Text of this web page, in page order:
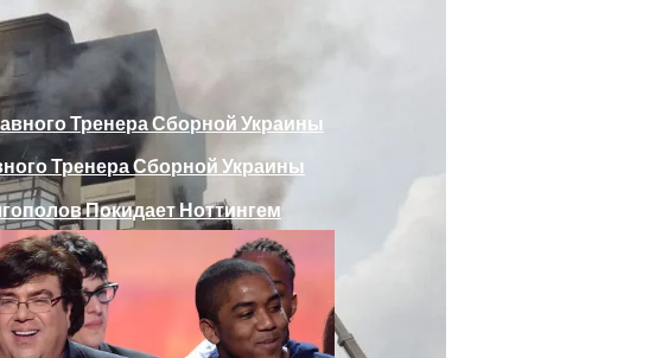
Путина Главе МИД Австрии
Высмеяли Российский Лайнер, «заблудившийся» В Крыму
Веселыми Фотожабами
В Окне Отеля, Знатно Позавтракав
Тренера Сборной Украины
Покидает Ноттингем
2020 Года